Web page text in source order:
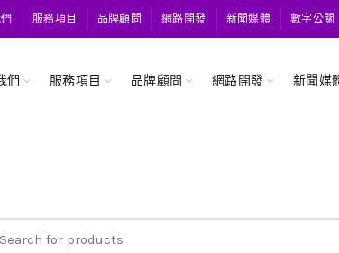
服務項目 品牌顧問 網路開發 新聞媒體 數字公關
們 服務項目 品牌顧問 網路開發 新聞媒